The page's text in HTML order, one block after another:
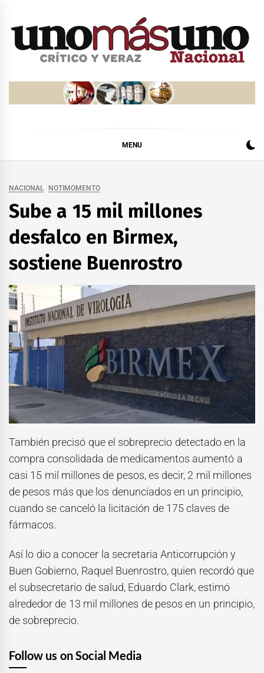
MENU
NACIONAL NOTIMOMENTO
Sube a 15 mil millones
desfalco en Birmex,
sostiene Buenrostro
También precisó que el sobreprecio detectado en la
compra consolidada de medicamentos aumentó a
casi 15 mil millones de pesos, es decir, 2 mil millones
de pesos más que los denunciados en un principio,
cuando se canceló la licitación de 175 claves de
fármacos.
Así lo dio a conocer la secretaria Anticorrupción y
Buen Gobierno, Raquel Buenrostro, quien recordó que
el subsecretario de salud, Eduardo Clark, estimó
alrededor de 13 mil millones de pesos en un principio,
de sobreprecio.
Follow us on Social Media